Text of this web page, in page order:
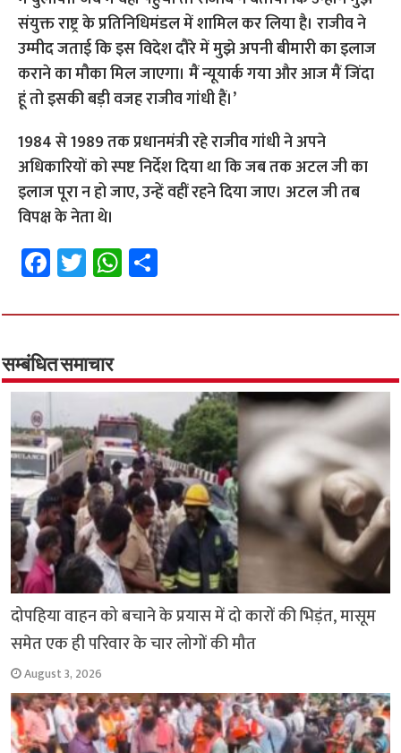
संयुक्त राष्ट्र के प्रतिनिधिमंडल में शामिल कर लिया है। राजीव ने
उम्मीद जताई कि इस विदेश दौरे में मुझे अपनी बीमारी का इलाज
कराने का मौका मिल जाएगा। मैं न्यूयार्क गया और आज मैं जिंदा
हूं तो इसकी बड़ी वजह राजीव गांधी हैं।’
1984 से 1989 तक प्रधानमंत्री रहे राजीव गांधी ने अपने
अधिकारियों को स्पष्ट निर्देश दिया था कि जब तक अटल जी का
इलाज पूरा न हो जाए, उन्हें वहीं रहने दिया जाए। अटल जी तब
विपक्ष के नेता थे।
Fa
ce
b
o
o
k
T
wi
tt
er
W
h
at
p
p
ar
सम्बंधित समाचार
दोपहिया वाहन को बचाने के प्रयास में दो कारों की भिड़ंत, मासूम
समेत एक ही परिवार के चार लोगों की मौत
August 3, 2026